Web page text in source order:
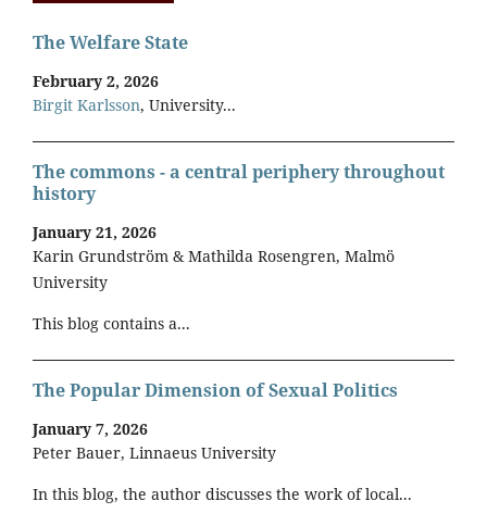
The Welfare State
February 2, 2026
Birgit Karlsson, University...
The commons - a central periphery throughout
history
January 21, 2026
Karin Grundström & Mathilda Rosengren, Malmö
University
This blog contains a...
The Popular Dimension of Sexual Politics
January 7, 2026
Peter Bauer, Linnaeus University
In this blog, the author discusses the work of local...